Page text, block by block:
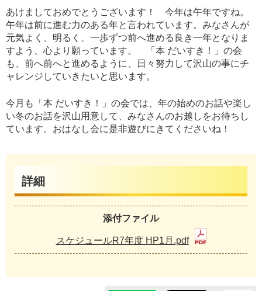
あけましておめでとうございます！ 今年は午年ですね。
午年は前に進む力のある年と言われています。みなさんが
元気よく、明るく、一歩ずつ前へ進める良き一年となりま
すよう、心より願っています。 「本 だいすき！」の会
も、前へ前へと進めるように、日々努力して沢山の事にチ
ャレンジしていきたいと思います。
今月も「本 だいすき！」の会では、年の始めのお話や楽し
い冬のお話を沢山用意して、みなさんのお越しをお待ちし
ています。おはなし会に是非遊びにきてくださいね！
詳細
添付ファイル
スケジュールR7年度 HP1月.pdf